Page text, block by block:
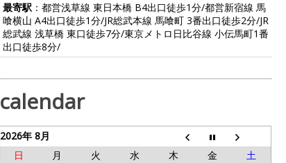
最寄駅 ：都営浅草線 東日本橋 B4出口徒歩1分/都営新宿線 馬
喰横山 A4出口徒歩1分/JR総武本線 馬喰町 3番出口徒歩2分/JR
総武線 浅草橋 東口徒歩7分/東京メトロ日比谷線 小伝馬町1番
出口徒歩8分/
calendar
2026年 8月
日
月 火 水 木 金
土